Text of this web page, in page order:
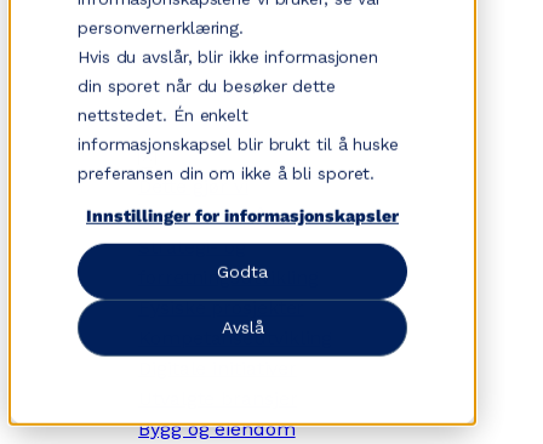
personvernerklæring.
Hvis du avslår, blir ikke informasjonen
din sporet når du besøker dette
nettstedet. Én enkelt
informasjonskapsel blir brukt til å huske
preferansen din om ikke å bli sporet.
Innstillinger for informasjonskapsler
Godta
Avslå
✕
Dette gjør vi
Tjenesteområder
Strategi- og
forretningsutvikling
Fysiske prosjekter
Kompetanseutvikling
Bygg og eiendom